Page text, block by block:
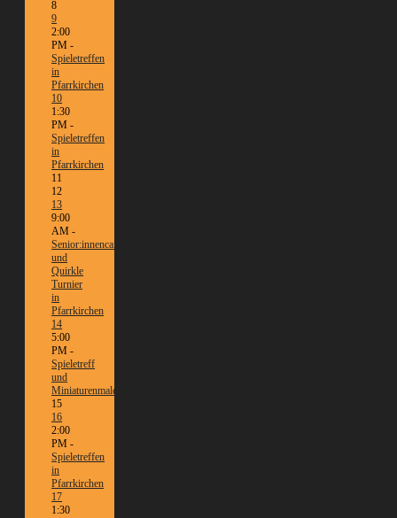
8
9
2:00
PM -
Spieletreffen
in
Pfarrkirchen
10
1:30
PM -
Spieletreffen
in
Pfarrkirchen
11
12
13
9:00
AM -
Senior:innencafé
und
Quirkle
Turnier
in
Pfarrkirchen
14
5:00
PM -
Spieletreff
und
Miniaturenmalen/Tabletop
15
16
2:00
PM -
Spieletreffen
in
Pfarrkirchen
17
1:30